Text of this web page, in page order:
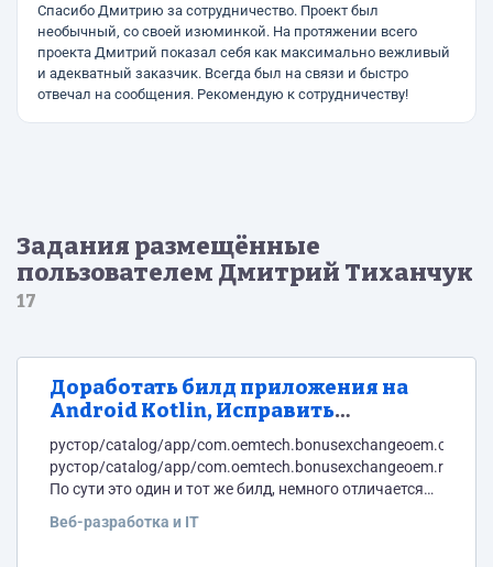
Спасибо Дмитрию за сотрудничество. Проект был
необычный, со своей изюминкой. На протяжении всего
проекта Дмитрий показал себя как максимально вежливый
и адекватный заказчик. Всегда был на связи и быстро
отвечал на сообщения. Рекомендую к сотрудничеству!
Задания размещённые
пользователем Дмитрий Тиханчук
17
Доработать билд приложения на
Android Kotlin, Исправить
несколько багов.
рустор/catalog/app/com.oemtech.bonusexchangeoem.cska
рустор/catalog/app/
По сути это один и тот же билд, немного отличается
сервисах, приложение от туда получает данные. Оба
Веб-разработка и IT